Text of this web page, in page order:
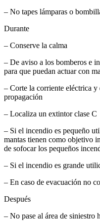
– No tapes lámparas o
Durante
– Conserve la calma
– De aviso a los bomberos e
para que puedan actuar con
– Corte la corriente eléctrica y
propagación
– Localiza un extintor clase C
– Si el incendio es pequeño
mantas tienen como objetivo
de sofocar los pequeños
– Si el incendio es grande
– En caso de evacuación no
Después
– No pase al área de siniestro